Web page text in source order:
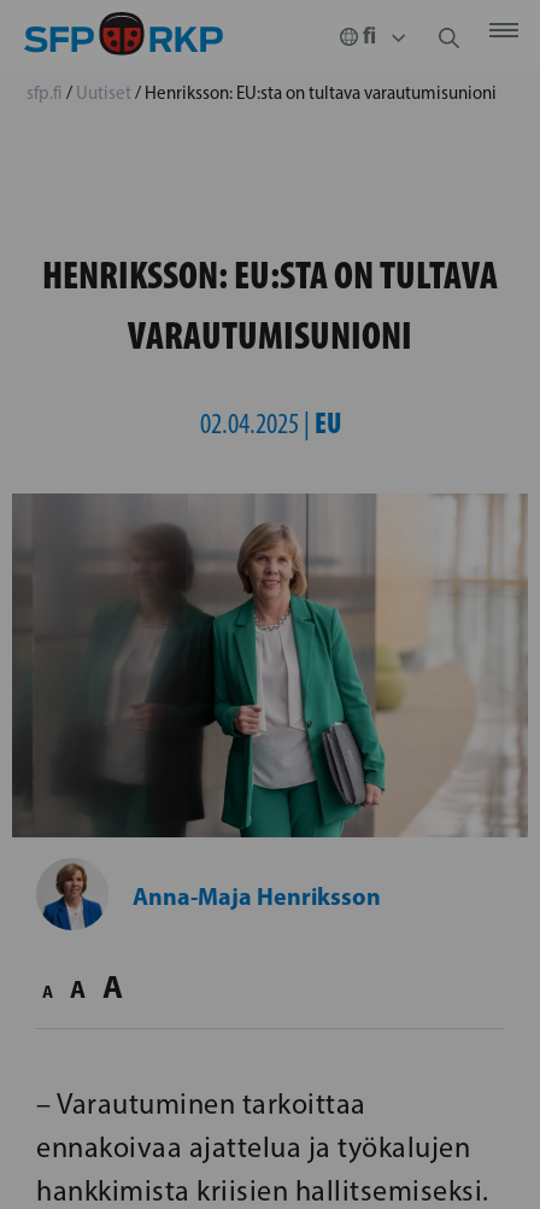
sfp.fi / Uutiset/ Henriksson: EU:sta on tultava varautumisunioni
HENRIKSSON: EU:STA ON TULTAVA
VARAUTUMISUNIONI
02.04.2025 | EU
Anna-Maja Henriksson
A A A
– Varautuminen tarkoittaa
ennakoivaa ajattelua ja työkalujen
hankkimista kriisien hallitsemiseksi.